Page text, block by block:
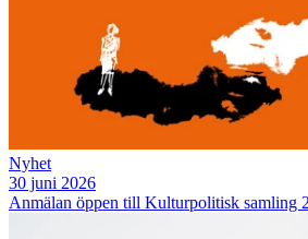
Nyhet
30 juni 2026
Anmälan öppen till Kulturpolitisk samling